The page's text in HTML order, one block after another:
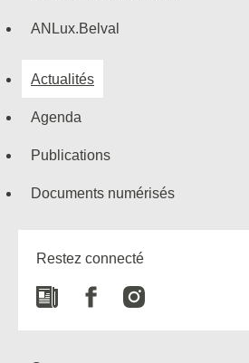
ANLux.Belval
Actualités
Agenda
Publications
Documents numérisés
Restez connecté
NewspaperFacebook